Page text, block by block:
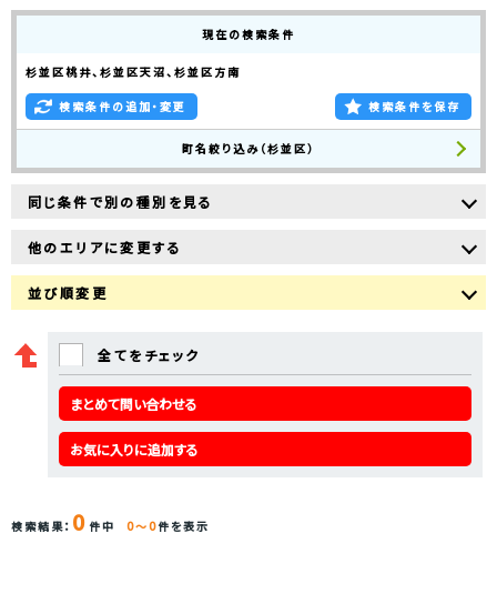
現在の検索条件
杉並区桃井、杉並区天沼、杉並区方南
検索条件の追加・変更 検索条件を保存
町名絞り込み（杉並区）
同じ条件で別の種別を見る
他のエリアに変更する
並び順変更
全てをチェック
まとめて問い合わせる
お気に入りに追加する
検索結果： 0 件中 0～0件を表示